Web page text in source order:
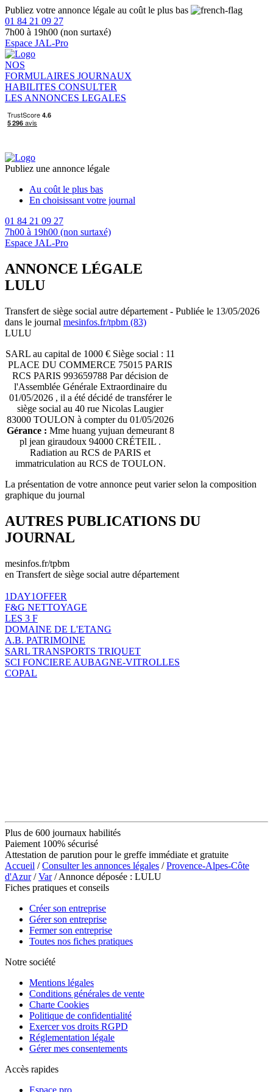
Publiez votre annonce légale au coût le plus bas
01 84 21 09 27
7h00 à 19h00 (non surtaxé)
Espace JAL-Pro
NOS
FORMULAIRES JOURNAUX
HABILITES CONSULTER
LES ANNONCES LEGALES
Publiez une annonce légale
Au coût le plus bas
En choisissant votre journal
01 84 21 09 27
7h00 à 19h00 (non surtaxé)
Espace JAL-Pro
ANNONCE LÉGALE
LULU
Transfert de siège social autre département - Publiée le 13/05/2026
dans le journal mesinfos.fr/tpbm (83)
LULU
SARL au capital de 1000 € Siège social : 11
PLACE DU COMMERCE 75015 PARIS
RCS PARIS 993659788 Par décision de
l'Assemblée Générale Extraordinaire du
01/05/2026 , il a été décidé de transférer le
siège social au 40 rue Nicolas Laugier
83000 TOULON à compter du 01/05/2026
Gérance : Mme huang yujuan demeurant 8
pl jean giraudoux 94000 CRÉTEIL .
Radiation au RCS de PARIS et
immatriculation au RCS de TOULON.
La présentation de votre annonce peut varier selon la composition
graphique du journal
AUTRES PUBLICATIONS DU
JOURNAL
mesinfos.fr/tpbm
en Transfert de siège social autre département
1DAY1OFFER
F&G NETTOYAGE
LES 3 F
DOMAINE DE L'ETANG
A.B. PATRIMOINE
SARL TRANSPORTS TRIQUET
SCI FONCIERE AUBAGNE-VITROLLES
COPAL
Plus de 600 journaux habilités
Paiement 100% sécurisé
Attestation de parution pour le greffe immédiate et gratuite
Accueil /Consulter les annonces légales /Provence-Alpes-Côte
d'Azur/Var/ Annonce déposée : LULU
Fiches pratiques et conseils
Créer son entreprise
Gérer son entreprise
Fermer son entreprise
Toutes nos fiches pratiques
Notre société
Mentions légales
Conditions générales de vente
Charte Cookies
Politique de confidentialité
Exercer vos droits RGPD
Réglementation légale
Gérer mes consentements
Accès rapides
Espace pro